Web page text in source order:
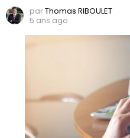
parThomas RIBOULET
5 ans ago